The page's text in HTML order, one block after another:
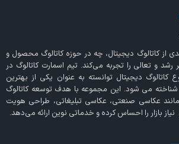
ازکاتالوگ دیجیتال، چه در حوزه کاتالوگ محصول و
و تعالی را تجربه می‌کند. تیم اسمارت کاتالوگ در
کاتالوگ دیجیتال توانسته به عنوان یکی از بهترین
می‌ شود. این مجموعه با هدف توسعه کاتالوگ
مانند عکاسی صنعتی، عکاسی تبلیغاتی، طراحی هویت
بازار را احساس کرده و خدماتی نوین ارائه می‌دهد.